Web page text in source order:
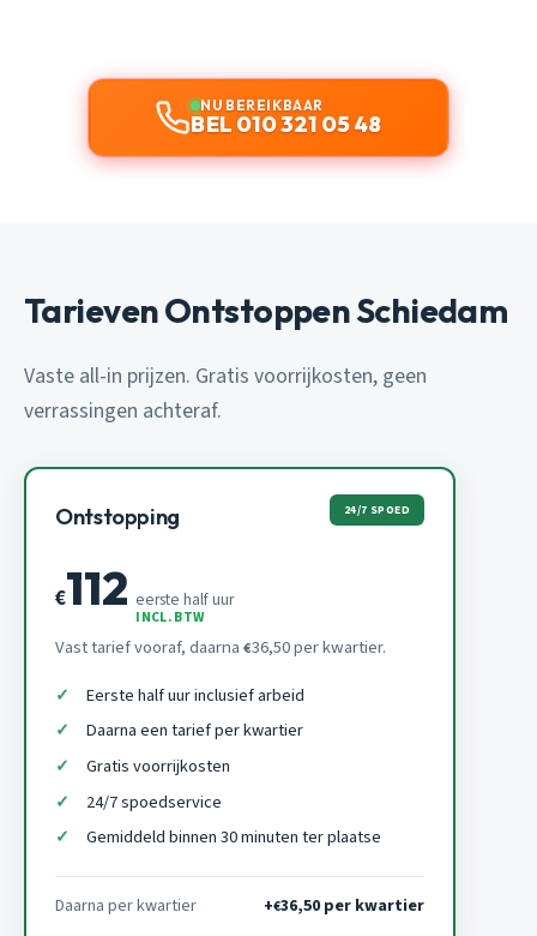
NU BEREIKBAAR
BEL 010 321 05 48
Tarieven Ontstoppen Schiedam
Vaste all-in prijzen. Gratis voorrijkosten, geen
verrassingen achteraf.
Ontstopping 24/7 SPOED
€112 eerste half uur
INCL. BTW
Vast tarief vooraf, daarna €36,50 per kwartier.
Eerste half uur inclusief arbeid
Daarna een tarief per kwartier
Gratis voorrijkosten
24/7 spoedservice
Gemiddeld binnen 30 minuten ter plaatse
Daarna per kwartier +€36,50 per kwartier